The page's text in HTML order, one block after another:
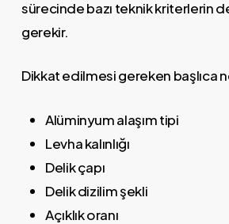
sürecinde bazı teknik kriterlerin
gerekir.
Dikkat edilmesi gereken başlıca
Alüminyum alaşım tipi
Levha kalınlığı
Delik çapı
Delik dizilim şekli
Açıklık oranı